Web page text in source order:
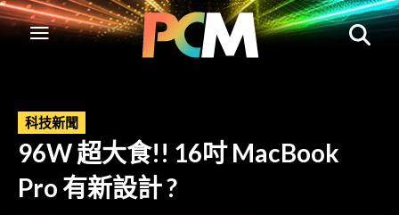
科技新聞
96W 超大食!! 16吋 MacBook
Pro 有新設計 ?